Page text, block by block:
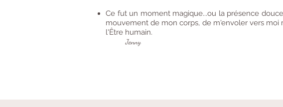
Ce fut un moment magique...ou la présence
mouvement de mon corps, de m'envoler vers
l'Être humain.
Jenny